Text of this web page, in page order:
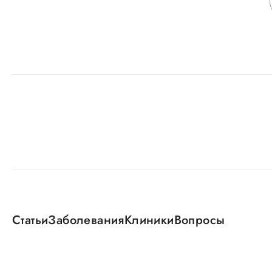
СтатьиЗаболеванияКлиникиВопросы